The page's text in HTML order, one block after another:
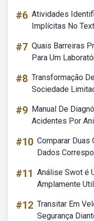
#6 Atividades
Implícitas No
#7 Quais Barreiras
Para Um
#8 Transformação
Sociedade
#9 Manual De
Acidentes Por
#10 Comparar Duas
Dados
#11 Análise Swot é
Amplamente
#12 Transitar Em
Segurança